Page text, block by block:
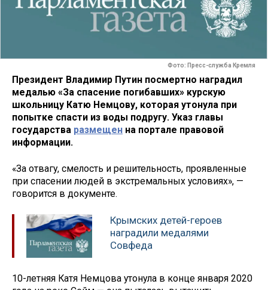
Фото: Пресс-служба Кремля
Президент Владимир Путин посмертно наградил
медалью «За спасение погибавших» курскую
школьницу Катю Немцову, которая утонула при
попытке спасти из воды подругу. Указ главы
государства размещен на портале правовой
информации.
«За отвагу, смелость и решительность, проявленные
при спасении людей в экстремальных условиях», —
говорится в документе.
Крымских детей-героев
наградили медалями
Совфеда
10-летняя Катя Немцова утонула в конце января 2020